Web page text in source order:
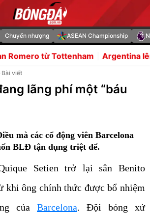
Chuyển nhượng ASEAN Championship
Argentina lên tiếng bảo vệ
Bài viết
lãng phí một “báu
mà các cổ động viên Barcelona
BLĐ tận dụng triệt để.
Setien trở lại sân Benito
khi ông chính thức được bổ nhiệm
của Barcelona. Đội bóng xứ